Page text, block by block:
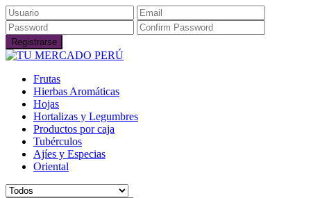
Frutas
Hierbas Aromáticas
Hojas
Hortalizas y Legumbres
Productos por caja
Tubérculos
Ajíes y Especias
Oriental